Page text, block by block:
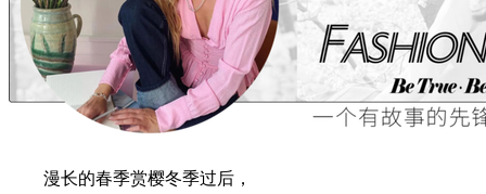
漫长的春季赏樱冬季过后，